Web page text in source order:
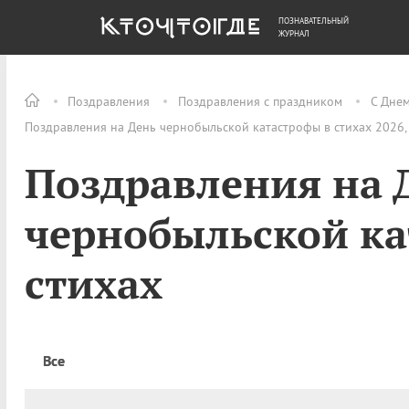
Поздравления Поздравления с праздником
С
Поздравления на День чернобыльской катастрофы в стихах
Поздравления на
чернобыльской
стихах
Все
ОБЩЕСТВО ДЕНЬГИ
ПОЗНАВАТЕЛЬНЫЙ
ЖУРНАЛ